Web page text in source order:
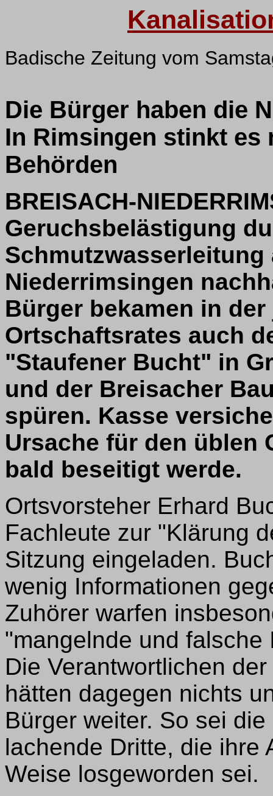
Badische Zeitung vom
Die Bürger haben die
In Rimsingen stinkt es
Behörden
BREISACH-
Geruchsbelästigung
Niederrimsingen
Bürger bekamen in
Ortschaftsrates auch
"Staufener Bucht" in
und der Breisacher
spüren. Kasse
Ursache für den üblen
bald beseitigt werde.
Ortsvorsteher Erhard
Fachleute zur "Klärung
Sitzung eingeladen.
wenig Informationen
Zuhörer warfen
"mangelnde und falsche
Die Verantwortlichen
hätten dagegen nichts
Bürger weiter. So sei
lachende Dritte, die ihre
Weise losgeworden sei.